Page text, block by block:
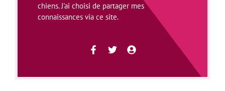
chiens. J'ai choisi de partager mes
connaissances via ce site.